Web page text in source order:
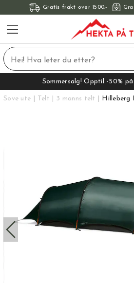
Gratis frakt over 1500,-
Sommersalg! Opptil -50%
Sove ute Telt 3 manns telt Hilleberg